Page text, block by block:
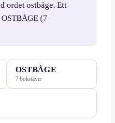
ordet ostbåge. Ett
(7
OSTBÅGE
7 bokstäver